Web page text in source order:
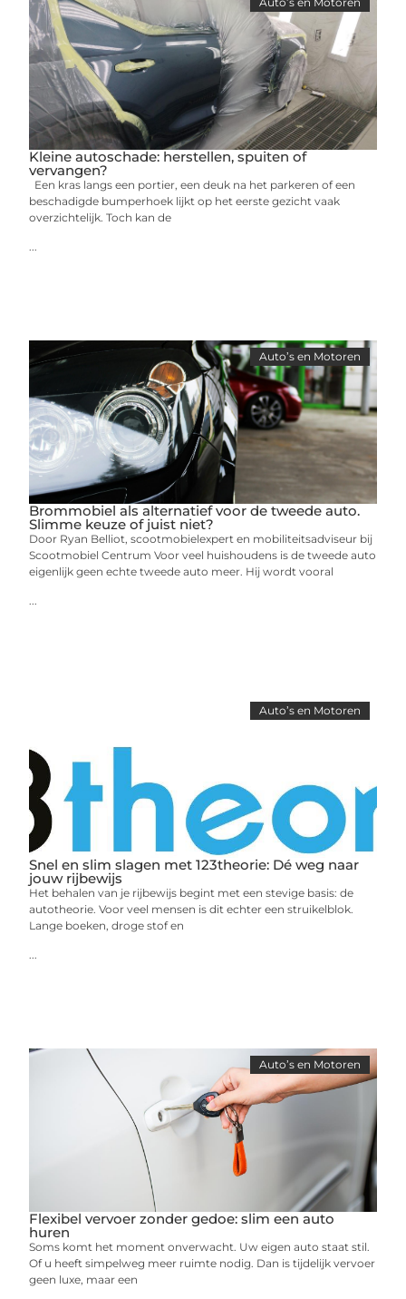
Kleine autoschade: herstellen, spuiten of
vervangen?
Een kras langs een portier, een deuk na het parkeren of een
beschadigde bumperhoek lijkt op het eerste gezicht vaak
overzichtelijk. Toch kan de
Auto’s en Motoren
Brommobiel als alternatief voor de tweede auto.
Slimme keuze of juist niet?
Door Ryan Belliot, scootmobielexpert en mobiliteitsadviseur bij
Scootmobiel Centrum Voor veel huishoudens is de tweede auto
eigenlijk geen echte tweede auto meer. Hij wordt vooral
Auto’s en Motoren
Snel en slim slagen met 123theorie: Dé weg naar
jouw rijbewijs
Het behalen van je rijbewijs begint met een stevige basis: de
autotheorie. Voor veel mensen is dit echter een struikelblok.
Lange boeken, droge stof en
Auto’s en Motoren
Flexibel vervoer zonder gedoe: slim een auto
huren
Soms komt het moment onverwacht. Uw eigen auto staat stil.
Of u heeft simpelweg meer ruimte nodig. Dan is tijdelijk vervoer
geen luxe, maar een